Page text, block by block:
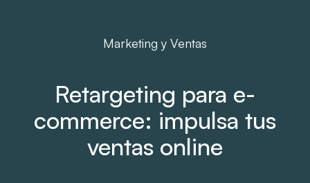
Marketing y Ventas
Retargeting para e-
commerce: impulsa tus
ventas online